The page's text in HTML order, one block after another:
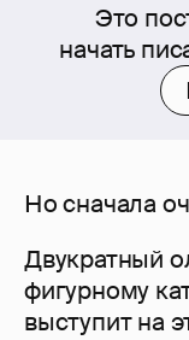
Это
начать
Но сначала
Двукратный
фигурному
выступит на